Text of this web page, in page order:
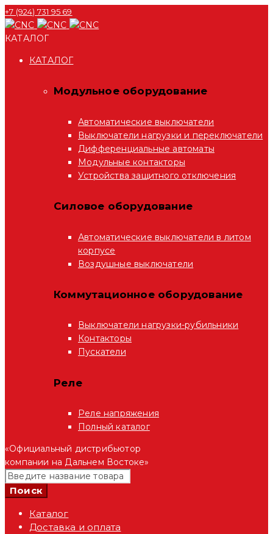
+7 (924) 731 95 69
КАТАЛОГ
КАТАЛОГ
Модульное оборудование
Автоматические выключатели
Выключатели нагрузки и переключатели
Дифференциальные автоматы
Модульные контакторы
Устройства защитного отключения
Силовое оборудование
Автоматические выключатели в литом
корпусе
Воздушные выключатели
Коммутационное оборудование
Выключатели нагрузки-рубильники
Контакторы
Пускатели
Реле
Реле напряжения
Полный каталог
«Официальный дистрибьютор
компании на Дальнем Востоке»
Каталог
Доставка и оплата